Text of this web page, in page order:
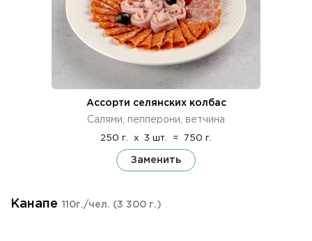
Ассорти селянских колбас
Салями, пепперони, ветчина
250 г. x 3 шт. = 750 г.
Заменить
Канапе 110г./чел. (3 300 г.)